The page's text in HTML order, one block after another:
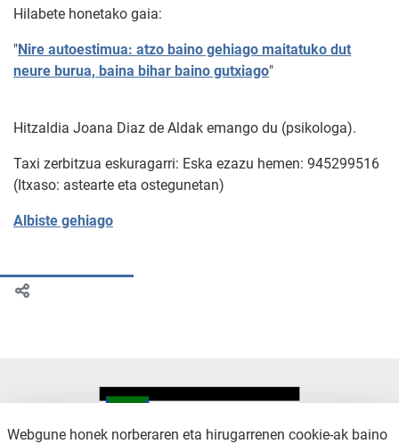
Hilabete honetako gaia:
"Nire autoestimua: atzo baino gehiago maitatuko dut
neure burua, baina bihar baino gutxiago"
Hitzaldia Joana Diaz de Aldak emango du (psikologa).
Taxi zerbitzua eskuragarri: Eska ezazu hemen: 945299516
(Itxaso: astearte eta ostegunetan)
Albiste gehiago
Webgune honek norberaren eta hirugarrenen cookie-ak baino